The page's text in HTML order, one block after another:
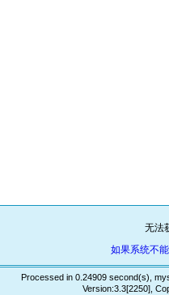
无法
如果系统不
Processed in 0.24909 second(s),
Version:3.3[2250],